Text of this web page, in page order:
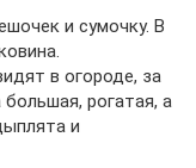
и сумочку. В
в огороде, за
рогатая, а
и